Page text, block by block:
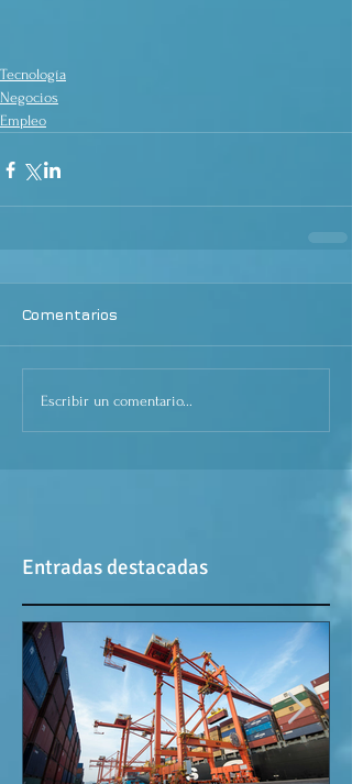
Tecnología
Negocios
Empleo
Comentarios
Escribir un comentario...
Entradas destacadas